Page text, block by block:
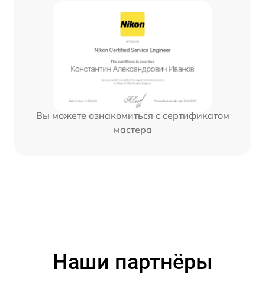
Вы можете ознакомиться с сертификатом
мастера
Наши партнёры